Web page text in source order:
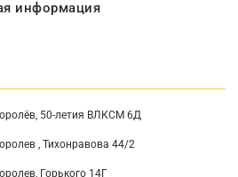
информация
50-летия ВЛКСМ 6Д
, Тихонравова 44/2
Горького 14Г